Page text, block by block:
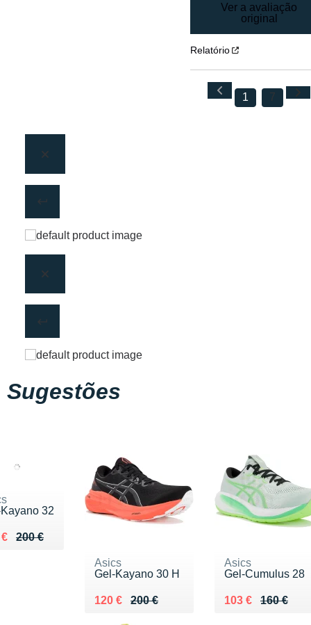
Ver a avaliação
original
Relatório
1 7
Sugestões
32
200 €
de 200 €
137 €
Asics
Gel-Kayano 30 H
200 €
Au lieu de 200 €
120 €
Vendu 120 €
Asics
Gel-Cumulus 28
160 €
Au lieu de 160 €
103 €
Vendu 103 €